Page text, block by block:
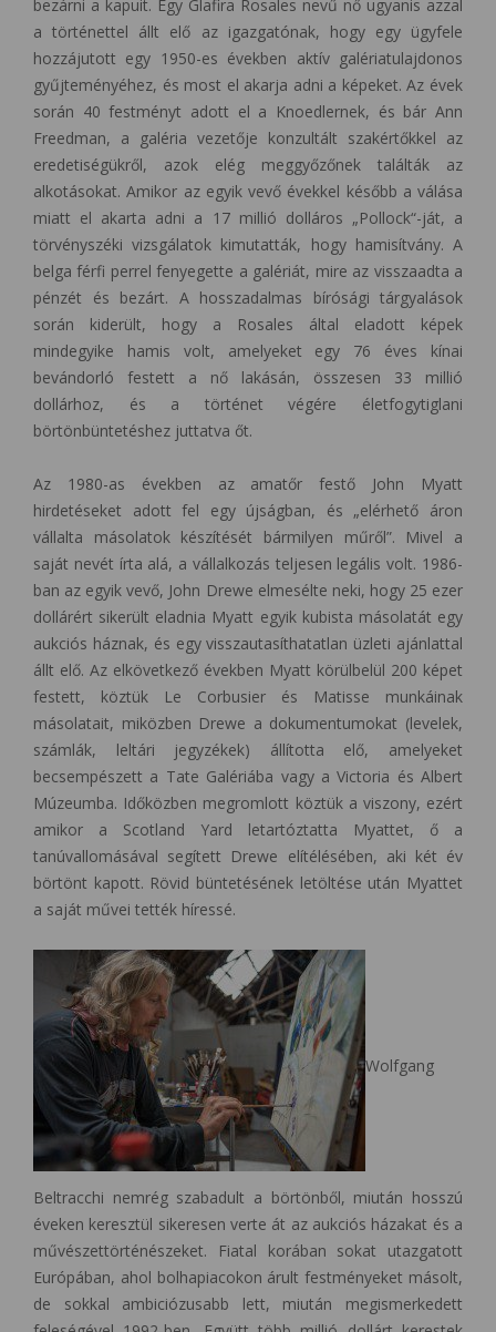
bezárni a kapuit. Egy Glafira Rosales nevű nő ugyanis azzal
a történettel állt elő az igazgatónak, hogy egy ügyfele
hozzájutott egy 1950-es években aktív galériatulajdonos
gyűjteményéhez, és most el akarja adni a képeket. Az évek
során 40 festményt adott el a Knoedlernek, és bár Ann
Freedman, a galéria vezetője konzultált szakértőkkel az
eredetiségükről, azok elég meggyőzőnek találták az
alkotásokat. Amikor az egyik vevő évekkel később a válása
miatt el akarta adni a 17 millió dolláros „Pollock“-ját, a
törvényszéki vizsgálatok kimutatták, hogy hamisítvány. A
belga férfi perrel fenyegette a galériát, mire az visszaadta a
pénzét és bezárt. A hosszadalmas bírósági tárgyalások
során kiderült, hogy a Rosales által eladott képek
mindegyike hamis volt, amelyeket egy 76 éves kínai
bevándorló festett a nő lakásán, összesen 33 millió
dollárhoz, és a történet végére életfogytiglani
börtönbüntetéshez juttatva őt.
Az 1980-as években az amatőr festő John Myatt
hirdetéseket adott fel egy újságban, és „elérhető áron
vállalta másolatok készítését bármilyen műről”. Mivel a
saját nevét írta alá, a vállalkozás teljesen legális volt. 1986-
ban az egyik vevő, John Drewe elmesélte neki, hogy 25 ezer
dollárért sikerült eladnia Myatt egyik kubista másolatát egy
aukciós háznak, és egy visszautasíthatatlan üzleti ajánlattal
állt elő. Az elkövetkező években Myatt körülbelül 200 képet
festett, köztük Le Corbusier és Matisse munkáinak
másolatait, miközben Drewe a dokumentumokat (levelek,
számlák, leltári jegyzékek) állította elő, amelyeket
becsempészett a Tate Galériába vagy a Victoria és Albert
Múzeumba. Időközben megromlott köztük a viszony, ezért
amikor a Scotland Yard letartóztatta Myattet, ő a
tanúvallomásával segített Drewe elítélésében, aki két év
börtönt kapott. Rövid büntetésének letöltése után Myattet
a saját művei tették híressé.
Wolfgang
Beltracchi nemrég szabadult a börtönből, miután hosszú
éveken keresztül sikeresen verte át az aukciós házakat és a
művészettörténészeket. Fiatal korában sokat utazgatott
Európában, ahol bolhapiacokon árult festményeket másolt,
de sokkal ambiciózusabb lett, miután megismerkedett